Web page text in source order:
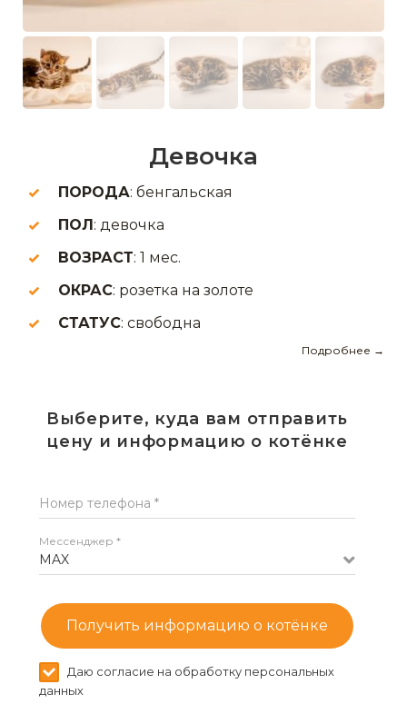
Девочка
ПОРОДА: бенгальская
ПОЛ: девочка
ВОЗРАСТ: 1 мес.
ОКРАС: розетка на золоте
СТАТУС: свободна
Подробнее →
Выберите, куда вам отправить
цену и информацию о котёнке
Номер телефона *
Мессенджер *
MAX
Получить информацию о котёнке
Даю согласие на обработку персональных
данных